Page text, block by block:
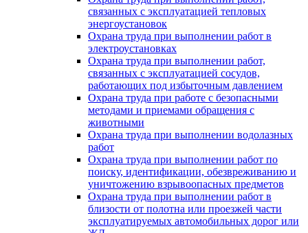
связанных с эксплуатацией тепловых
энергоустановок
Охрана труда при выполнении работ в
электроустановках
Охрана труда при выполнении работ,
связанных с эксплуатацией сосудов,
работающих под избыточным давлением
Охрана труда при работе с безопасными
методами и приемами обращения с
животными
Охрана труда при выполнении водолазных
работ
Охрана труда при выполнении работ по
поиску, идентификации, обезвреживанию и
уничтожению взрывоопасных предметов
Охрана труда при выполнении работ в
близости от полотна или проезжей части
эксплуатируемых автомобильных дорог или